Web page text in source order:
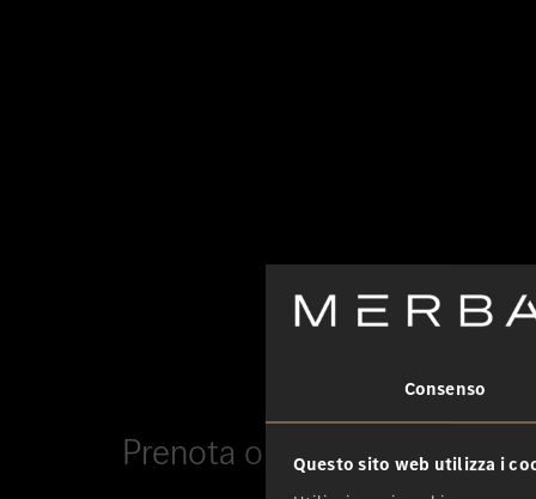
Consenso
Questo sito web utilizza i
Prenota online un